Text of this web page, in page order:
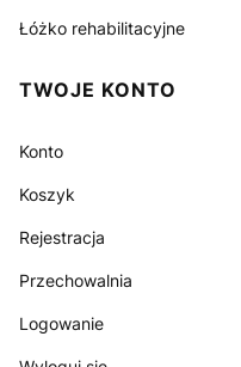
Łóżko rehabilitacyjne
TWOJE KONTO
Konto
Koszyk
Rejestracja
Przechowalnia
Logowanie